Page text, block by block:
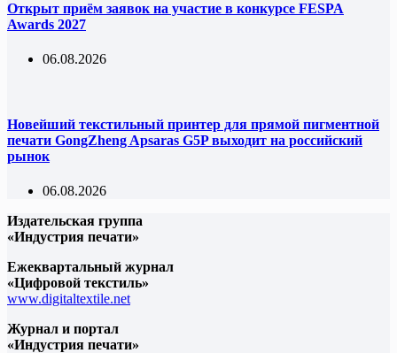
Открыт приём заявок на участие в конкурсе FESPA
Awards 2027
06.08.2026
Новейший текстильный принтер для прямой пигментной
печати GongZheng Apsaras G5P выходит на российский
рынок
06.08.2026
Издательская группа
«Индустрия печати»
Ежеквартальный журнал
«Цифровой текстиль»
www.digitaltextile.net
Журнал и портал
«Индустрия печати»